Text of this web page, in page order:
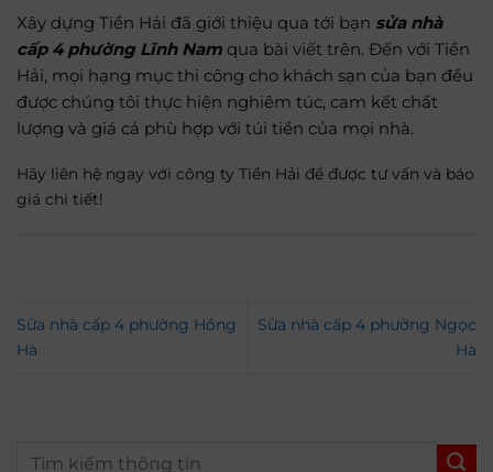
Xây dựng Tiền Hải đã giới thiệu qua tới bạn sửa nhà
cấp 4 phường Lĩnh Nam qua bài viết trên. Đến với Tiền
Hải, mọi hạng mục thi công cho khách sạn của bạn đều
được chúng tôi thực hiện nghiêm túc, cam kết chất
lượng và giá cả phù hợp với túi tiền của mọi nhà.
Hãy liên hệ ngay với công ty Tiền Hải để được tư vấn và báo
giá chi tiết!
Sửa nhà cấp 4 phường Hồng
Hà
Sửa nhà cấp 4 phường Ngọc
Hà